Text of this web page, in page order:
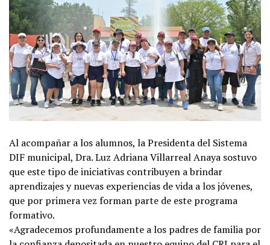
Al acompañar a los alumnos, la Presidenta del Sistema
DIF municipal, Dra. Luz Adriana Villarreal Anaya sostuvo
que este tipo de iniciativas contribuyen a brindar
aprendizajes y nuevas experiencias de vida a los jóvenes,
que por primera vez forman parte de este programa
formativo.
«Agradecemos profundamente a los padres de familia por